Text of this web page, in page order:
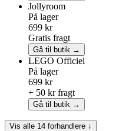
Jollyroom
På lager
699 kr
Gratis fragt
Gå til butik →
LEGO Officiel
På lager
699 kr
+ 50 kr fragt
Gå til butik →
Vis alle 14 forhandlere ↓